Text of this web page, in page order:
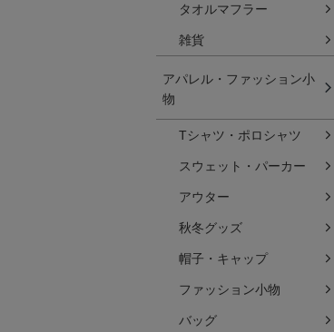
タオルマフラー
雑貨
アパレル・ファッション小
物
Tシャツ・ポロシャツ
スウェット・パーカー
アウター
秋冬グッズ
帽子・キャップ
ファッション小物
バッグ